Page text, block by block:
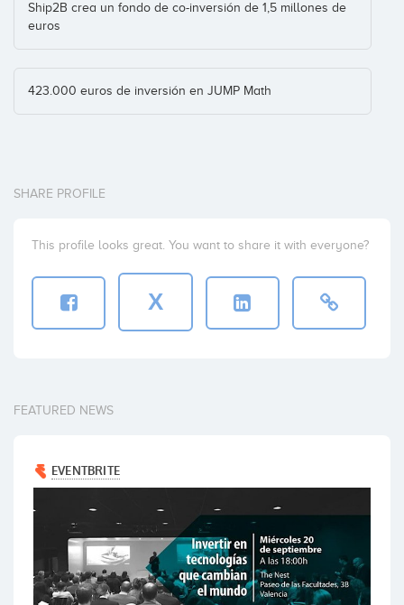
Coinversiones: 1
Seed Capital Bizkaia
Coinversiones: 1
EMSA Capital
Coinversiones: 1
Institut Català Finances (ICF)
Delta Partners Group
Coinversiones: 1
Ship2B crea un fondo de co-inversión de 1,5 millones de
euros
423.000 euros de inversión en JUMP Math
SHARE PROFILE
This profile looks great. You want to share it with everyone?
X
FEATURED NEWS